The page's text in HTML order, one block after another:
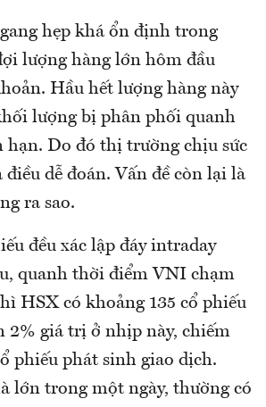
hẹp khá ổn định trong
lượng hàng lớn hôm đầu
Hầu hết lượng hàng này
lượng bị phân phối quanh
hạn. Do đó thị trường chịu sức
điều dễ đoán. Vấn đề còn lại là
ra sao.
đều xác lập đáy intraday
quanh thời điểm VNI chạm
HSX có khoảng 135 cổ phiếu
2% giá trị ở nhịp này, chiếm
phiếu phát sinh giao dịch.
lớn trong một ngày, thường có